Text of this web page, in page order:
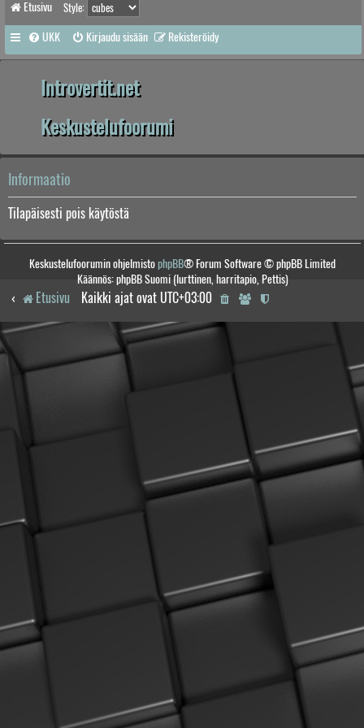
Etusivu Style:
UKK Kirjaudu sisään Rekisteröidy
Introvertit.net
Keskustelufoorumi
Informaatio
Tilapäisesti pois käytöstä
Keskustelufoorumin ohjelmistophpBB® Forum Software © phpBB Limited
Käännös: phpBB Suomi (lurttinen, harritapio, Pettis)
Etusivu Kaikki ajat ovat UTC+03:00